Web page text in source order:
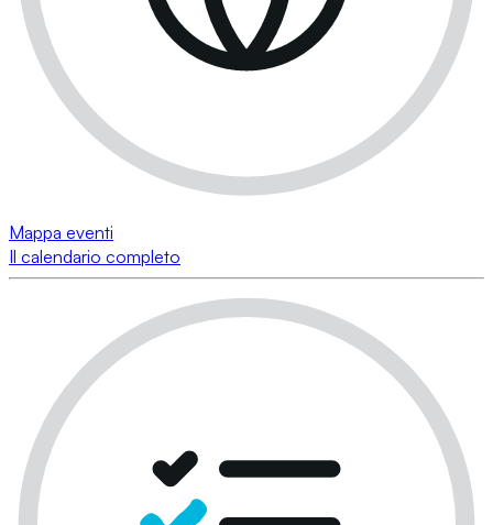
Mappa eventi
Il calendario completo